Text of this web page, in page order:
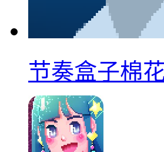
节奏盒子棉